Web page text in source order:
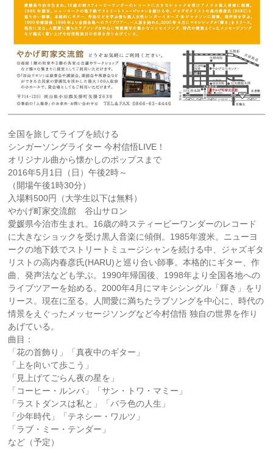
全国を旅してライブを続ける
シンガーソングライター 今村信悟LIVE！
オリジナル曲から懐かしのポップスまで
2016年5月1日（日）午後2時～
（開場午後1時30分）
入場料500円（大学生以下は無料）
やかげ町家交流館 谷山サロン
愛媛県今治市生まれ。16歳の時スティービーワンダーのレコード
に大きなショックを受け黒人音楽に傾倒。1985年渡米。ニューヨ
ークの地下鉄でストリートミュージシャンを続ける中、ジャズギタ
リストの高内春彦氏(HARU)と巡り合い師事。本格的にギター、作
曲、発声法なども学ぶ。1990年帰国後、1998年より全国各地への
ライブツアーを始める。2000年4月にマキシシングル 「輝き」をリ
リース。現在に至る。人間愛に満ちたラブソ ングを中心に、時代の
情景をえぐったメッセージソングなど今村信悟 独自の世界を作り
あげている。
曲目：
「花の首飾り」「真夜中のギター」
「上を向いて歩こう」
「見上げてごらん夜の星を」
「コーヒー・ルンバ」「サン・トワ・マミー」
「ラストダンスは私と」「バラ色の人生」
「少年時代」「テネシー・ワルツ」
「ラブ・ミー・テンダー」
など（予定）